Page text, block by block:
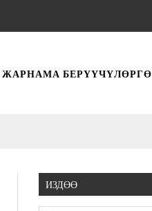
ЖАРНАМА БЕРҮҮЧҮЛӨРГӨ
ИЗДӨӨ